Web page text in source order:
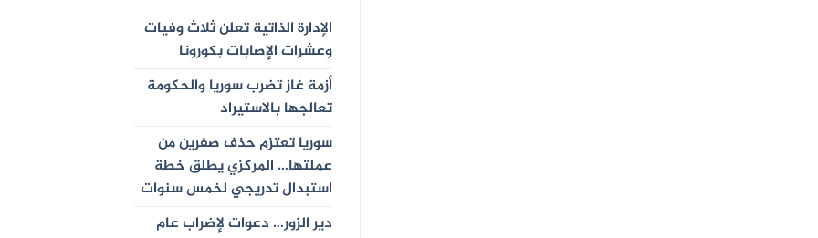
الإدارة الذاتية تعلن ثلاث وفيات
وعشرات الإصابات بكورونا
أزمة غاز تضرب سوريا والحكومة
تعالجها بالاستيراد
سوريا تعتزم حذف صفرين من
عملتها… المركزي يطلق خطة
استبدال تدريجي لخمس سنوات
دير الزور… دعوات لإضراب عام